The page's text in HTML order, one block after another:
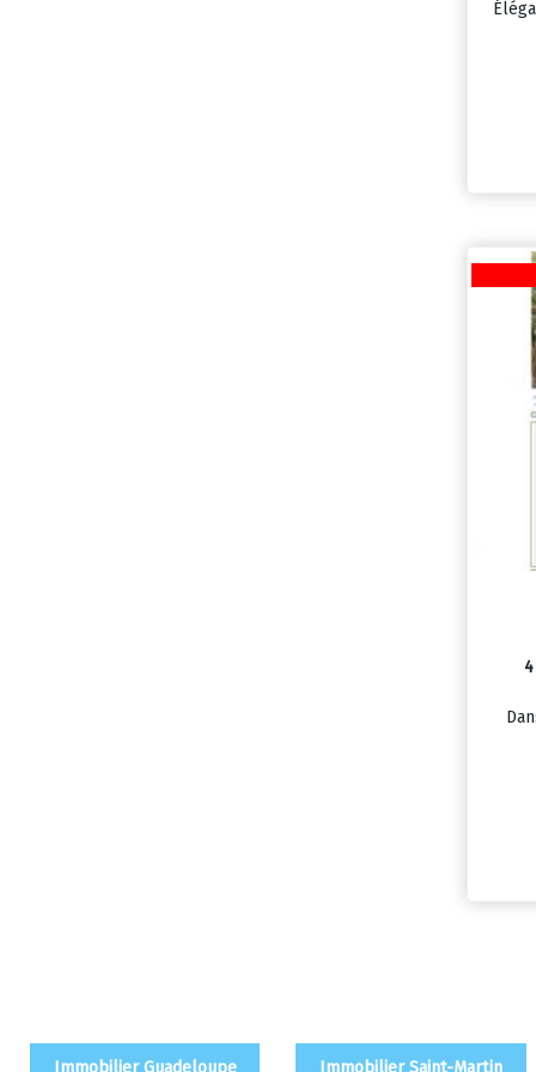
Immobilier Guadeloupe Immobilier Saint-Martin